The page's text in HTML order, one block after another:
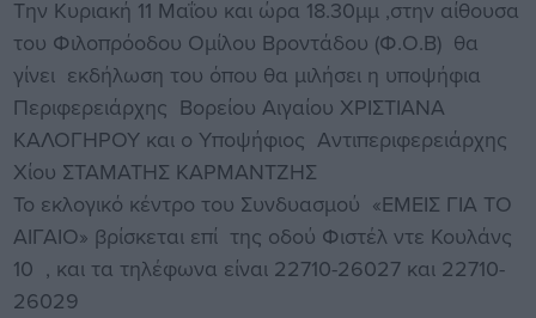
Την Κυριακή 11 Μαΐου και ώρα 18.30μμ ,στην αίθουσα
του Φιλοπρόοδου Ομίλου Βροντάδου (Φ.Ο.Β) θα
γίνει εκδήλωση του όπου θα μιλήσει η υποψήφια
Περιφερειάρχης Βορείου Αιγαίου ΧΡΙΣΤΙΑΝΑ
ΚΑΛΟΓΗΡΟΥ και ο Υποψήφιος Αντιπεριφερειάρχης
Χίου ΣΤΑΜΑΤΗΣ ΚΑΡΜΑΝΤΖΗΣ
Το εκλογικό κέντρο του Συνδυασμού «ΕΜΕΙΣ ΓΙΑ ΤΟ
ΑΙΓΑΙΟ» βρίσκεται επί της οδού Φιστέλ ντε Κουλάνς
10 , και τα τηλέφωνα είναι 22710-26027 και 22710-
26029